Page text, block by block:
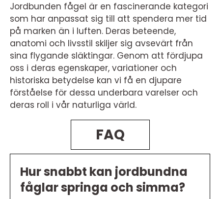
Jordbunden fågel är en fascinerande kategori
som har anpassat sig till att spendera mer tid
på marken än i luften. Deras beteende,
anatomi och livsstil skiljer sig avsevärt från
sina flygande släktingar. Genom att fördjupa
oss i deras egenskaper, variationer och
historiska betydelse kan vi få en djupare
förståelse för dessa underbara varelser och
deras roll i vår naturliga värld.
FAQ
Hur snabbt kan jordbundna
fåglar springa och simma?